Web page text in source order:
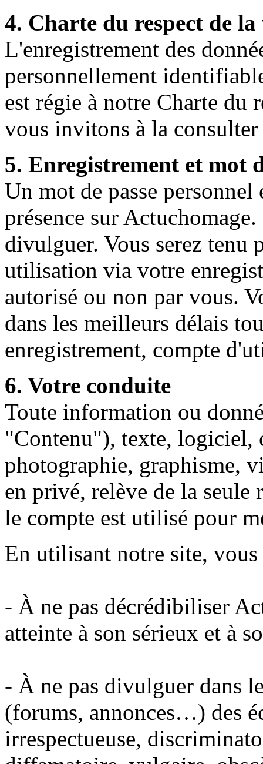
4. Charte du respect de
L'enregistrement des
personnellement
est régie à notre Charte du
vous invitons à la
5. Enregistrement et mot
Un mot de passe
présence sur
divulguer. Vous serez tenu
utilisation via votre
autorisé ou non par vous.
dans les meilleurs délais
enregistrement, compte
6. Votre conduite
Toute information ou
"Contenu"), texte, logiciel,
photographie, graphisme,
en privé, relève de la seule
le compte est utilisé pour
En utilisant notre site, vous
- À ne pas décrédibiliser
atteinte à son sérieux et à
- À ne pas divulguer dans
(forums, annonces…) des
irrespectueuse,